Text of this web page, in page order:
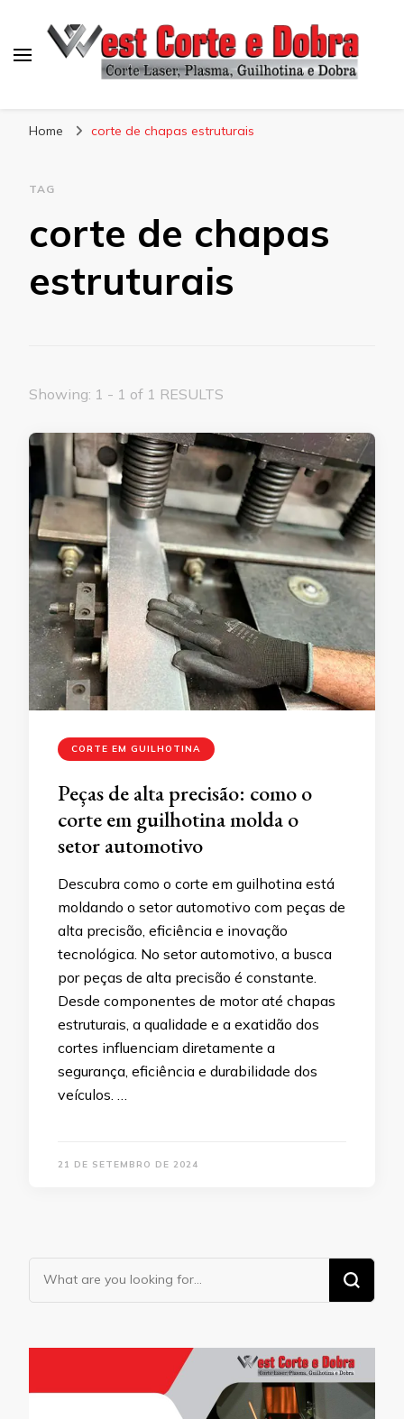
Home corte de chapas estruturais
TAG
corte de chapas
estruturais
Showing: 1 - 1 of 1 RESULTS
CORTE EM GUILHOTINA
Peças de alta precisão: como o
corte em guilhotina molda o
setor automotivo
Descubra como o corte em guilhotina está
moldando o setor automotivo com peças de
alta precisão, eficiência e inovação
tecnológica. No setor automotivo, a busca
por peças de alta precisão é constante.
Desde componentes de motor até chapas
estruturais, a qualidade e a exatidão dos
cortes influenciam diretamente a
segurança, eficiência e durabilidade dos
veículos. …
21 DE SETEMBRO DE 2024
Looking
for